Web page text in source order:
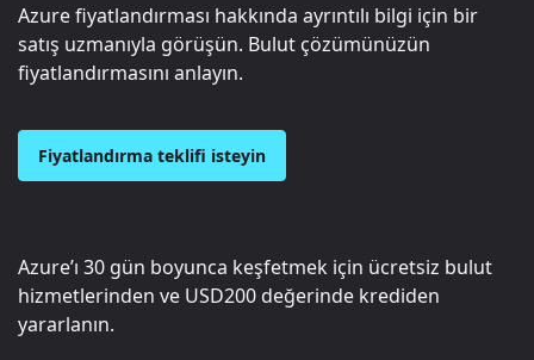
Azure fiyatlandırması hakkında ayrıntılı bilgi için bir
satış uzmanıyla görüşün. Bulut çözümünüzün
fiyatlandırmasını anlayın.
Fiyatlandırma teklifi isteyin
Azure’ı 30 gün boyunca keşfetmek için ücretsiz bulut
hizmetlerinden ve USD200değerinde krediden
yararlanın.